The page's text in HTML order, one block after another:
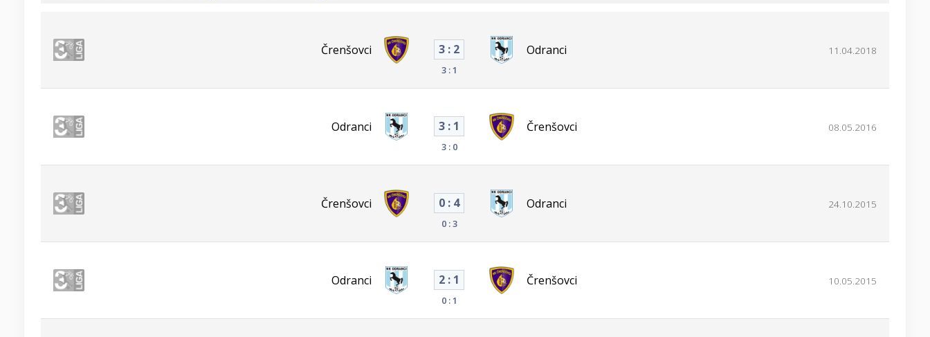
Črenšovci 3 : 2
3 : 1
Odranci 11.04.2018
Odranci 3 : 1
3 : 0
Črenšovci 08.05.2016
Črenšovci 0 : 4
0 : 3
Odranci 24.10.2015
Odranci 2 : 1
0 : 1
Črenšovci 10.05.2015